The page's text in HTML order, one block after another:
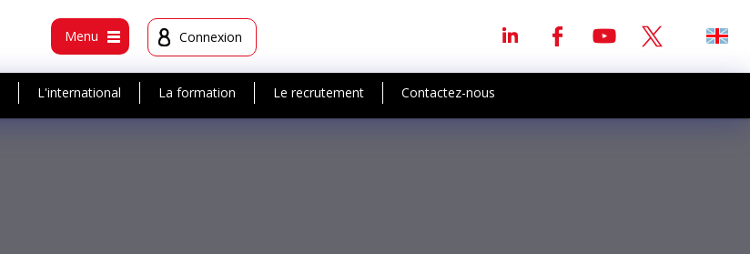
Menu Connexion
L'international La formation Le recrutement Contactez-nous